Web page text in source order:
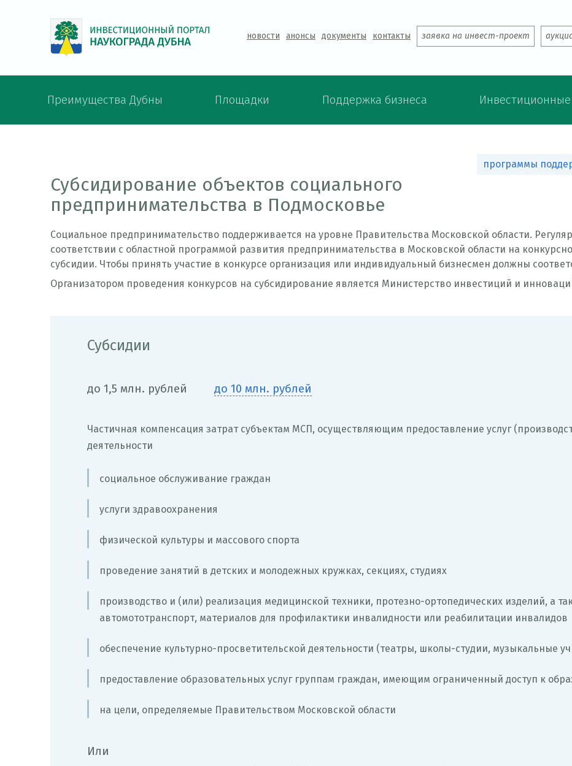
новости анонсы документы контакты заявка на инвест-проект
Преимущества Дубны Площадки Поддержка бизнеса
ы
з
программы
Субсидирование объектов социального
предпринимательства в Подмосковье
Социальное предпринимательство поддерживается на уровне Правительства Московской области.
соответствии с областной программой развития предпринимательства в Московской области на
субсидии. Чтобы принять участие в конкурсе организация или индивидуальный бизнесмен должны
Организатором проведения конкурсов на субсидирование является Министерство инвестиций и
Субсидии
до 1,5 млн. рублей до 10 млн. рублей
Частичная компенсация затрат субъектам МСП, осуществляющим предоставление услуг
деятельности
социальное обслуживание граждан
услуги здравоохранения
физической культуры и массового спорта
проведение занятий в детских и молодежных кружках, секциях, студиях
производство и (или) реализация медицинской техники, протезно-ортопедических изделий, а
автомототранспорт, материалов для профилактики инвалидности или реабилитации инвалидов
обеспечение культурно-просветительской деятельности (театры, школы-студии, музыкальные
предоставление образовательных услуг группам граждан, имеющим ограниченный доступ к
на цели, определяемые Правительством Московской области
Или